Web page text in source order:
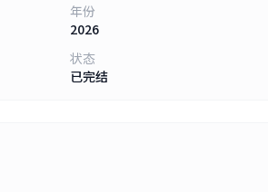
年份
2026
状态
已完结